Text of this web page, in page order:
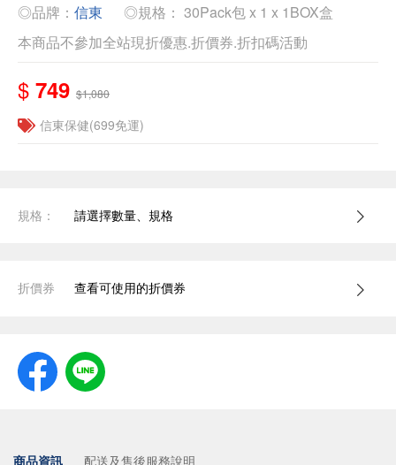
◎品牌： 信東
◎規格： 30Pack包 x 1 x 1BOX盒
本商品不參加全站現折優惠.折價券.折扣碼活動
$ 749 $1,080
信東保健(699免運)
規格： 請選擇數量、規格
折價券 查看可使用的折價券
商品資訊 配送及售後服務說明